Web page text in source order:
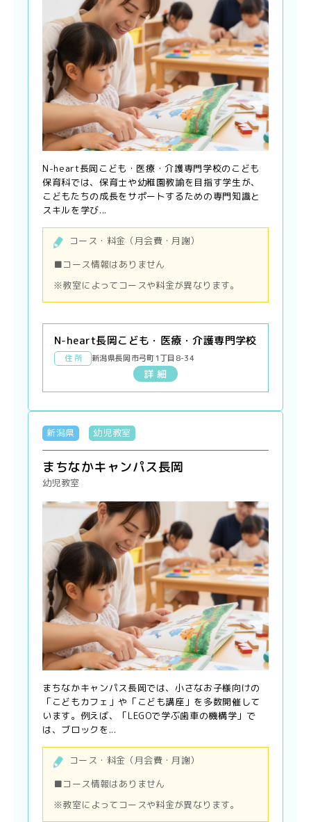
N-heart長岡こども・医療・介護専門学校のこども
保育科では、保育士や幼稚園教諭を目指す学生が、
こどもたちの成長をサポートするための専門知識と
スキルを学び...
コース・料金（月会費・月謝）
■コース情報はありません
※教室によってコースや料金が異なります。
N-heart長岡こども・医療・介護専門学校
住 所 新潟県長岡市弓町1丁目8-34
詳 細
新潟県 幼児教室
まちなかキャンパス長岡
幼児教室
まちなかキャンパス長岡では、小さなお子様向けの
「こどもカフェ」や「こども講座」を多数開催して
います。例えば、「LEGOで学ぶ歯車の機構学」で
は、ブロックを...
コース・料金（月会費・月謝）
■コース情報はありません
※教室によってコースや料金が異なります。